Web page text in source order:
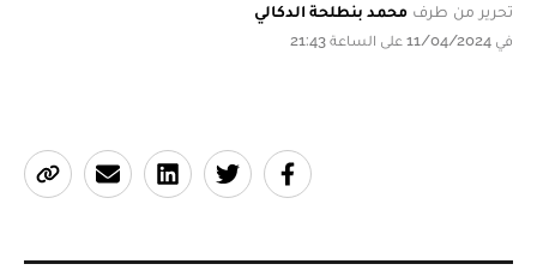
تحرير من طرف محمد بنطلحة الدكالي
في 11/04/2024 على الساعة 21:43